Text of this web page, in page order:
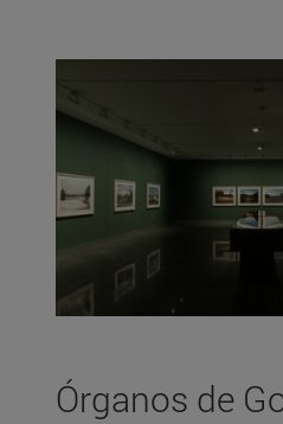
Órganos de